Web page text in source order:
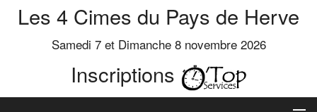
Les 4 Cimes du Pays de Herve
Samedi 7 et Dimanche 8 novembre 2026
Inscriptions